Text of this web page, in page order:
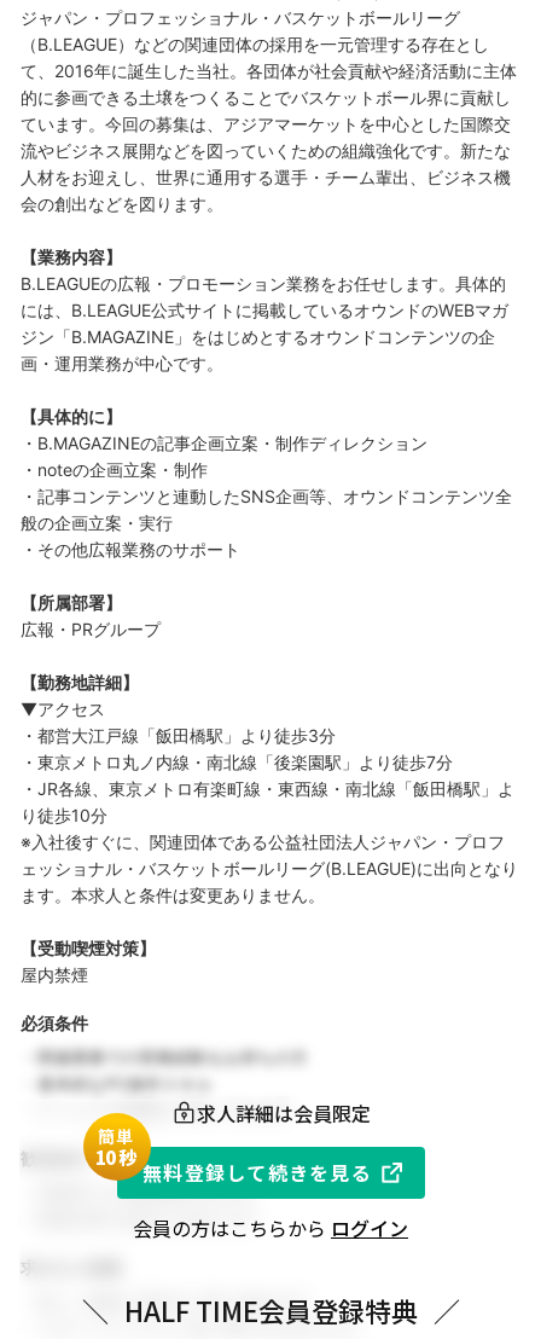
ジャパン・プロフェッショナル・バスケットボールリーグ
（B.LEAGUE）などの関連団体の採用を一元管理する存在とし
て、2016年に誕生した当社。各団体が社会貢献や経済活動に主体
的に参画できる土壌をつくることでバスケットボール界に貢献し
ています。今回の募集は、アジアマーケットを中心とした国際交
流やビジネス展開などを図っていくための組織強化です。新たな
人材をお迎えし、世界に通用する選手・チーム輩出、ビジネス機
会の創出などを図ります。
【業務内容】
B.LEAGUEの広報・プロモーション業務をお任せします。具体的
には、B.LEAGUE公式サイトに掲載しているオウンドのWEBマガ
ジン「B.MAGAZINE」をはじめとするオウンドコンテンツの企
画・運用業務が中心です。
【具体的に】
・B.MAGAZINEの記事企画立案・制作ディレクション
・noteの企画立案・制作
・記事コンテンツと連動したSNS企画等、オウンドコンテンツ全
般の企画立案・実行
・その他広報業務のサポート
【所属部署】
広報・PRグループ
【勤務地詳細】
▼アクセス
・都営大江戸線「飯田橋駅」より徒歩3分
・東京メトロ丸ノ内線・南北線「後楽園駅」より徒歩7分
・JR各線、東京メトロ有楽町線・東西線・南北線「飯田橋駅」よ
り徒歩10分
※入社後すぐに、関連団体である公益社団法人ジャパン・プロフ
ェッショナル・バスケットボールリーグ(B.LEAGUE)に出向となり
ます。本求人と条件は変更ありません。
【受動喫煙対策】
屋内禁煙
必須条件
・関連業務での実務経験をお持ちの方
・基本的なPC操作スキル
・チームでの協働を大切にできる方
歓迎条件
・同業界での就業経験がある方
・関連分野の知見をお持ちの方
求める人物像
・新しい挑戦に前向きに取り組める方
・スポーツビジネスに強い関心をお持ちの方
求人詳細は会員限定
簡単
10秒
無料登録して続きを見る
会員の方はこちらから ログイン
＼ HALF TIME会員登録特典 ／